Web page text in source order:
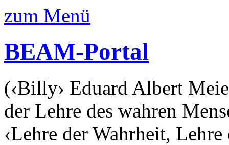
zum Menü
BEAM-Portal
(‹Billy› Eduard Albert
der Lehre des wahren
‹Lehre der Wahrheit, Lehre